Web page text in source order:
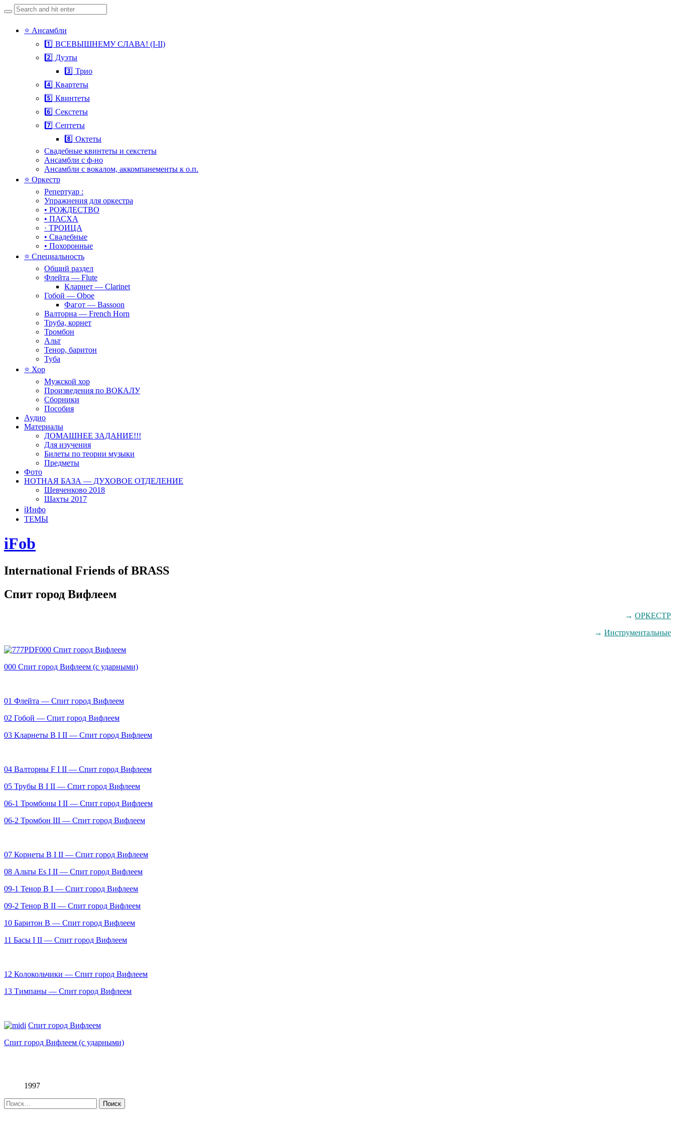
Search
for:
Skip
⭐ Ансамбли
1️⃣ ВСЕВЫШНЕМУ СЛАВА! (I-II)
2️⃣ Дуэты
3️⃣ Трио
4️⃣ Квартеты
5️⃣ Квинтеты
6️⃣ Секстеты
7️⃣ Септеты
8️⃣ Октеты
Свадебные квинтеты и секстеты
Ансамбли с ф-но
Ансамбли с вокалом, аккомпанементы к о.п.
⭐ Оркестр
Репертуар :
Упражнения для оркестра
• РОЖДЕСТВО
• ПАСХА
· ТРОИЦА
• Свадебные
• Похоронные
⭐ Специальность
Общий раздел
Флейта — Flute
Кларнет — Clarinet
Гобой — Oboe
Фагот — Bassoon
Валторна — French Horn
Труба, корнет
Тромбон
Альт
Тенор, баритон
Туба
⭐ Хор
Мужской хор
Произведения по ВОКАЛУ
Сборники
Пособия
Аудио
Материалы
ДОМАШНЕЕ ЗАДАНИЕ!!!
Для изучения
Билеты по теории музыки
Предметы
Фото
НОТНАЯ БАЗА — ДУХОВОЕ ОТДЕЛЕНИЕ
Шевченково 2018
Шахты 2017
ℹ️Инфо
ТЕМЫ
iFob
International Friends of BRASS
Спит город Вифлеем
→ ОРКЕСТР
→ Инструментальные
000 Спит город Вифлеем
000 Спит город Вифлеем (с ударными)
01 Флейта — Спит город Вифлеем
02 Гобой — Спит город Вифлеем
03 Кларнеты B І ІІ — Спит город Вифлеем
04 Валторны F І ІІ — Спит город Вифлеем
05 Трубы В I II — Спит город Вифлеем
06-1 Тромбоны І ІІ — Спит город Вифлеем
06-2 Тромбон ІІІ — Спит город Вифлеем
07 Корнеты B І ІІ — Спит город Вифлеем
08 Альты Es І ІІ — Спит город Вифлеем
09-1 Тенор В I — Спит город Вифлеем
09-2 Тенор В II — Спит город Вифлеем
10 Баритон В — Спит город Вифлеем
11 Басы I II — Спит город Вифлеем
12 Колокольчики — Спит город Вифлеем
13 Тимпаны — Спит город Вифлеем
Спит город Вифлеем
Спит город Вифлеем (с ударными)
1997
Найти: